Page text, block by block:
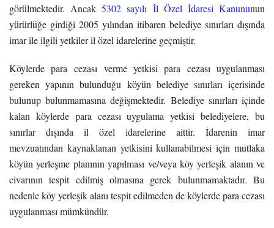
görülmektedir. Ancak5302 sayılı İl Özel İdaresi Kanununun
yürürlüğe girdiği 2005 yılından itibaren belediye sınırları dışında
imar ile ilgili yetkiler il özel idarelerine geçmiştir.
Köylerde para cezası verme yetkisi para cezası uygulanması
gereken yapının bulunduğu köyün belediye sınırları içerisinde
bulunup bulunmamasına değişmektedir. Belediye sınırları içinde
kalan köylerde para cezası uygulama yetkisi belediyelere, bu
sınırlar dışında il özel idarelerine aittir. İdarenin imar
mevzuatından kaynaklanan yetkisini kullanabilmesi için mutlaka
köyün yerleşme planının yapılması ve/veya köy yerleşik alanın ve
civarının tespit edilmiş olmasına gerek bulunmamaktadır. Bu
nedenle köy yerleşik alanı tespit edilmeden de köylerde para cezası
uygulanması mümkündür.